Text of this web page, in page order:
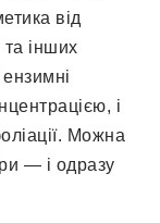
від
інших
і
Можна
— і одразу